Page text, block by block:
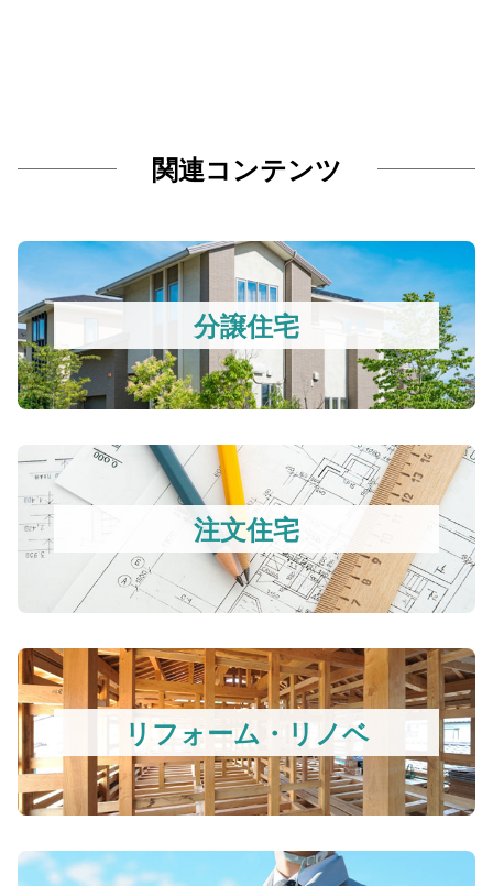
関連コンテンツ
分譲住宅
注文住宅
リフォーム・リノベ